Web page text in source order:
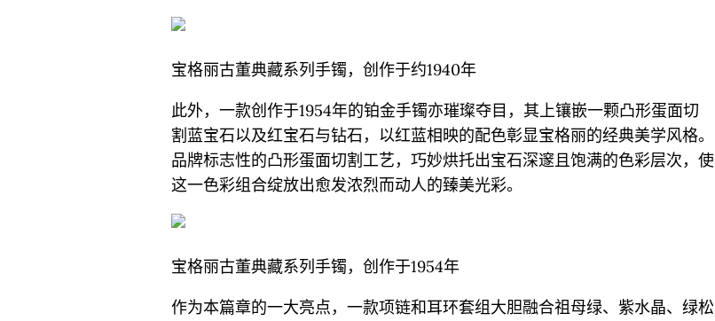
宝格丽古董典藏系列手镯，创作于约1940年
此外，一款创作于1954年的铂金手镯亦璀璨夺目，其上镶嵌一颗凸形蛋面切
割蓝宝石以及红宝石与钻石，以红蓝相映的配色彰显宝格丽的经典美学风格。
品牌标志性的凸形蛋面切割工艺，巧妙烘托出宝石深邃且饱满的色彩层次，使
这一色彩组合绽放出愈发浓烈而动人的臻美光彩。
宝格丽古董典藏系列手镯，创作于1954年
作为本篇章的一大亮点，一款项链和耳环套组大胆融合祖母绿、紫水晶、绿松